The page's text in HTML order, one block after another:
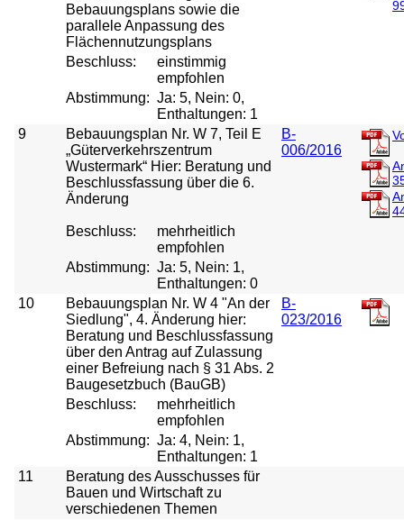
Bebauungsplans sowie die
parallele Anpassung des
Flächennutzungsplans
Beschluss:
einstimmig
empfohlen
Abstimmung: Ja: 5, Nein: 0,
Enthaltungen: 1
9
Bebauungsplan Nr. W 7, Teil E
„Güterverkehrszentrum
Wustermark“ Hier: Beratung und
Beschlussfassung über die 6.
Änderung
B-
006/2016
Beschluss:
mehrheitlich
empfohlen
Abstimmung: Ja: 5, Nein: 1,
Enthaltungen: 0
10
Bebauungsplan Nr. W 4 "An der
Siedlung", 4. Änderung hier:
Beratung und Beschlussfassung
über den Antrag auf Zulassung
einer Befreiung nach § 31 Abs. 2
Baugesetzbuch (BauGB)
B-
023/2016
Beschluss:
mehrheitlich
empfohlen
Abstimmung: Ja: 4, Nein: 1,
Enthaltungen: 1
11
Beratung des Ausschusses für
Bauen und Wirtschaft zu
verschiedenen Themen